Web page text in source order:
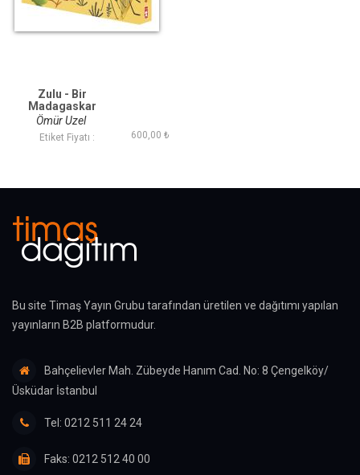
Zulu - Bir
Madagaskar
Macerası - Set (5
Kitap)
Ömür Uzel
Etiket Fiyatı : 600,00 ₺
Bu site Timaş Yayın Grubu tarafından üretilen ve dağıtımı yapılan
yayınların B2B platformudur.
Bahçelievler Mah. Zübeyde Hanım Cad. No: 8 Çengelköy/
Üsküdar İstanbul
Tel: 0212 511 24 24
Faks: 0212 512 40 00